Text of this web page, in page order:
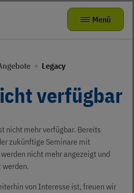
Zur Navigation
Zum Hauptinhalt
für KIDS
Menü
Legacy
verfügbar
nicht mehr verfügbar. Bereits
zukünftige Seminare mit
nicht mehr angezeigt und
werden.
von Interesse ist, freuen wir